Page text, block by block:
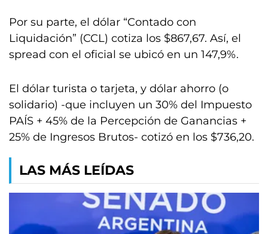
Por su parte, el dólar “Contado con
Liquidación” (CCL) cotiza los $867,67. Así, el
spread con el oficial se ubicó en un 147,9%.
El dólar turista o tarjeta, y dólar ahorro (o
solidario) -que incluyen un 30% del Impuesto
PAÍS + 45% de la Percepción de Ganancias +
25% de Ingresos Brutos- cotizó en los $736,20.
LAS MÁS LEÍDAS